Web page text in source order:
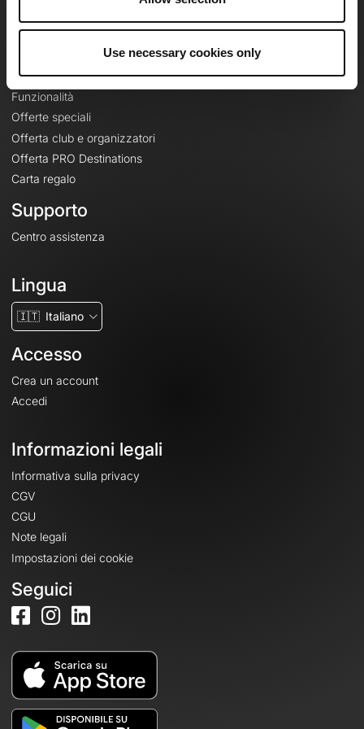
Use necessary cookies only
Le Mag'
Mappe di base topografiche
Funzionalità
Offerte speciali
Offerta club e organizzatori
Offerta PRO Destinations
Carta regalo
Supporto
Centro assistenza
Lingua
🇮🇹 Italiano
Accesso
Crea un account
Accedi
Informazioni legali
Informativa sulla privacy
CGV
CGU
Note legali
Impostazioni dei cookie
Seguici